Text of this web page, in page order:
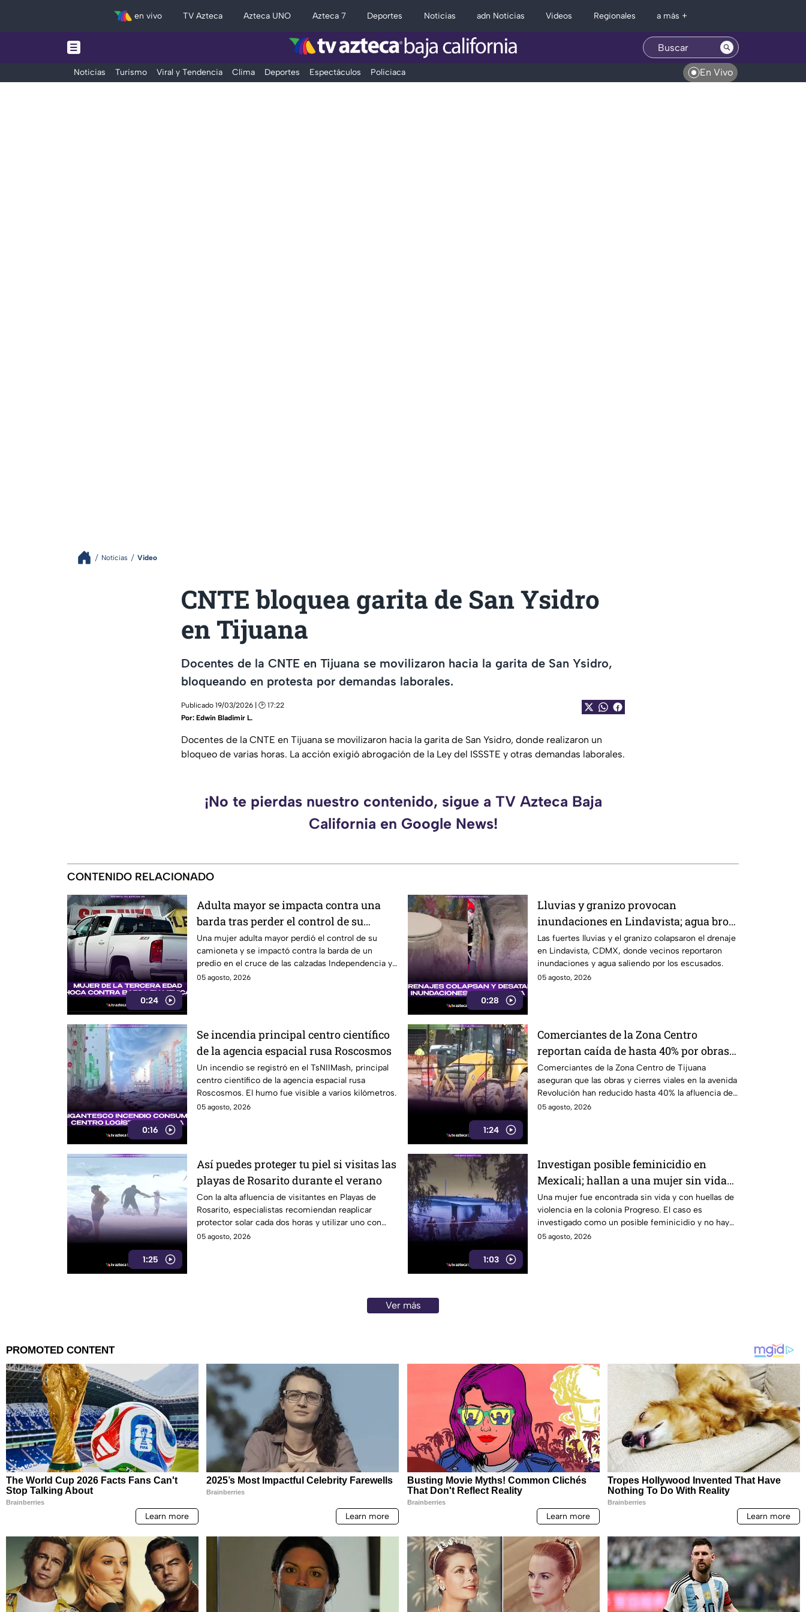
en vivo TV Azteca Azteca UNO Azteca 7 Deportes Noticias adn Noticias Videos Regionales a más +
Noticias Turismo Viral y Tendencia Clima Deportes Espectáculos Policiaca En Vivo
Noticias Video
CNTE bloquea garita de San Ysidro
en Tijuana
Docentes de la CNTE en Tijuana se movilizaron hacia la garita de San Ysidro,
bloqueando en protesta por demandas laborales.
Publicado 19/03/2026 | 🕑 17:22
Por: Edwin Bladimir L.
Docentes de la CNTE en Tijuana se movilizaron hacia la garita de San Ysidro, donde realizaron un
bloqueo de varias horas. La acción exigió abrogación de la Ley del ISSSTE y otras demandas laborales.
¡No te pierdas nuestro contenido, sigue a TV Azteca Baja
California en Google News!
CONTENIDO RELACIONADO
0:24
Adulta mayor se impacta contra una
barda tras perder el control de su
camioneta en Mexicali
Una mujer adulta mayor perdió el control de su
camioneta y se impactó contra la barda de un
predio en el cruce de las calzadas Independencia y
López Mateos, en Mexicali.
05 agosto, 2026
0:28
Lluvias y granizo provocan
inundaciones en Lindavista; agua brota
de los escusados
Las fuertes lluvias y el granizo colapsaron el drenaje
en Lindavista, CDMX, donde vecinos reportaron
inundaciones y agua saliendo por los escusados.
05 agosto, 2026
0:16
Se incendia principal centro científico
de la agencia espacial rusa Roscosmos
Un incendio se registró en el TsNIIMash, principal
centro científico de la agencia espacial rusa
Roscosmos. El humo fue visible a varios kilómetros.
05 agosto, 2026
1:24
Comerciantes de la Zona Centro
reportan caída de hasta 40% por obras
en avenida Revolución
Comerciantes de la Zona Centro de Tijuana
aseguran que las obras y cierres viales en la avenida
Revolución han reducido hasta 40% la afluencia de
clientes.
05 agosto, 2026
1:25
Así puedes proteger tu piel si visitas las
playas de Rosarito durante el verano
Con la alta afluencia de visitantes en Playas de
Rosarito, especialistas recomiendan reaplicar
protector solar cada dos horas y utilizar uno con
FPS 30 o superior.
05 agosto, 2026
1:03
Investigan posible feminicidio en
Mexicali; hallan a una mujer sin vida
con huellas de violencia
Una mujer fue encontrada sin vida y con huellas de
violencia en la colonia Progreso. El caso es
investigado como un posible feminicidio y no hay
detenidos.
05 agosto, 2026
Ver más